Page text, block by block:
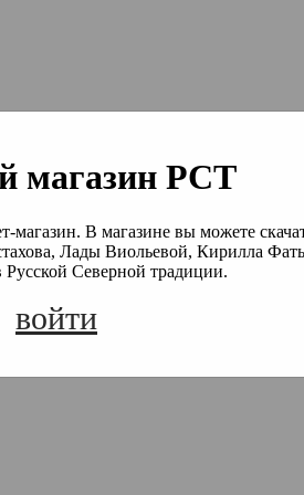
магазин РСТ
В магазине вы можете
Лады Виольевой, Кирилла
Русской Северной традиции.
войти